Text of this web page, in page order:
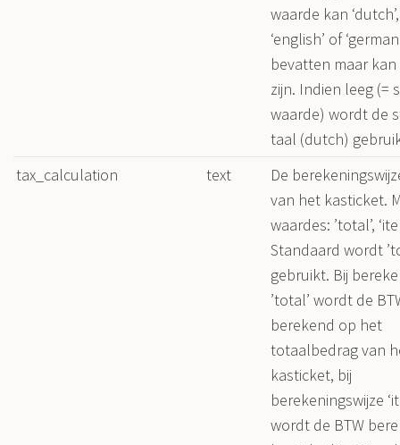
waarde kan ‘dutch’,
‘english’ of
bevatten maar
zijn. Indien leeg (=
waarde) wordt de
taal (dutch)
tax_calculation
text
De
van het kasticket.
waardes: ’total’,
Standaard wordt
gebruikt. Bij
’total’ wordt de
berekend op het
totaalbedrag van
kasticket, bij
berekeningswijze
wordt de BTW